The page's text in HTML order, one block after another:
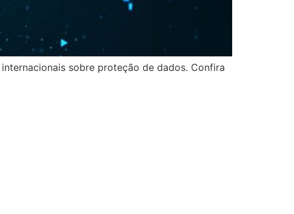
sobre proteção de dados. Confira